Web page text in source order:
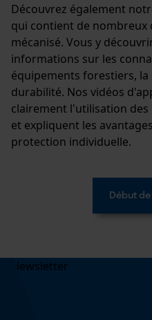
Découvrez également
qui contient de nombreux
mécanisé. Vous y
informations sur les
équipements forestiers,
durabilité. Nos vidéos
clairement l'utilisation des
et expliquent les
protection individuelle.
Début